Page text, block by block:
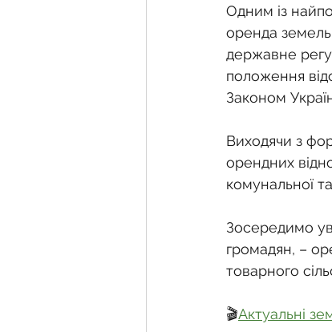
Фермерське
Новини земельного
Нормативно-грошова
Сервітут
Одним із
оренда
державне
положення
Законом
Виходячи з
орендних
комунальної
Зосередимо
громадян, –
товарного
🎬Актуальні